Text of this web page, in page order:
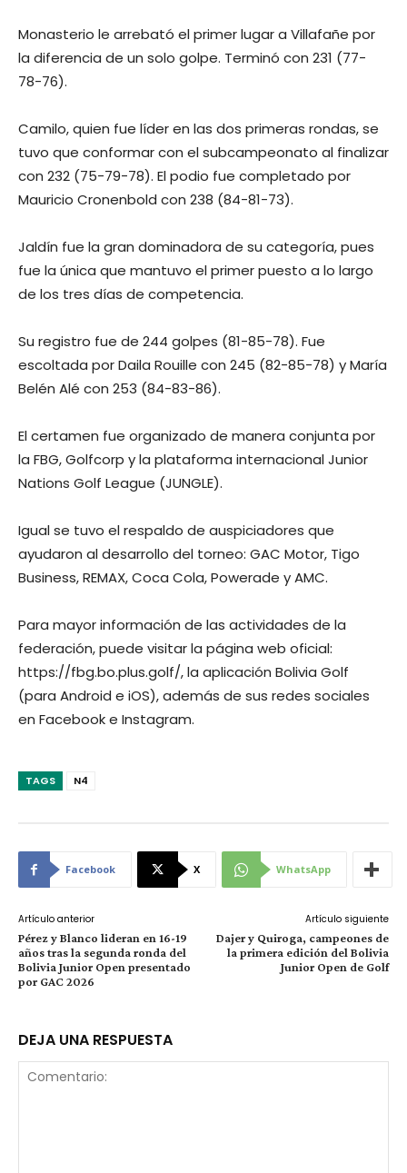
Monasterio le arrebató el primer lugar a Villafañe por
la diferencia de un solo golpe. Terminó con 231 (77-
78-76).
Camilo, quien fue líder en las dos primeras rondas, se
tuvo que conformar con el subcampeonato al finalizar
con 232 (75-79-78). El podio fue completado por
Mauricio Cronenbold con 238 (84-81-73).
Jaldín fue la gran dominadora de su categoría, pues
fue la única que mantuvo el primer puesto a lo largo
de los tres días de competencia.
Su registro fue de 244 golpes (81-85-78). Fue
escoltada por Daila Rouille con 245 (82-85-78) y María
Belén Alé con 253 (84-83-86).
El certamen fue organizado de manera conjunta por
la FBG, Golfcorp y la plataforma internacional Junior
Nations Golf League (JUNGLE).
Igual se tuvo el respaldo de auspiciadores que
ayudaron al desarrollo del torneo: GAC Motor, Tigo
Business, REMAX, Coca Cola, Powerade y AMC.
Para mayor información de las actividades de la
federación, puede visitar la página web oficial:
https://fbg.bo.plus.golf/, la aplicación Bolivia Golf
(para Android e iOS), además de sus redes sociales
en Facebook e Instagram.
TAGS N4
Facebook X WhatsApp
Artículo anterior
Pérez y Blanco lideran en 16-19
años tras la segunda ronda del
Bolivia Junior Open presentado
por GAC 2026
Artículo siguiente
Dajer y Quiroga, campeones de
la primera edición del Bolivia
Junior Open de Golf
DEJA UNA RESPUESTA